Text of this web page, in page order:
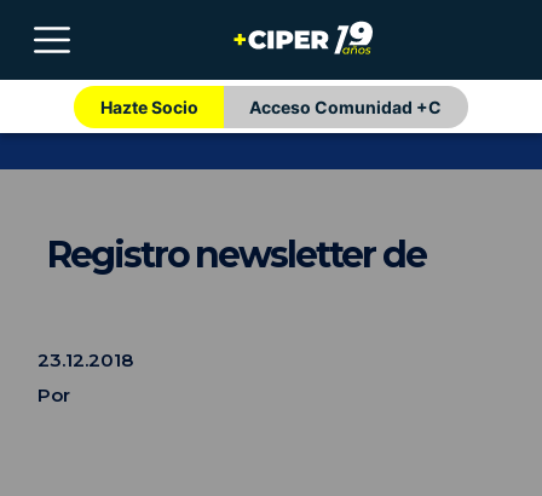
Hazte Socio Acceso Comunidad +C
Registro newsletter de
23.12.2018
Por